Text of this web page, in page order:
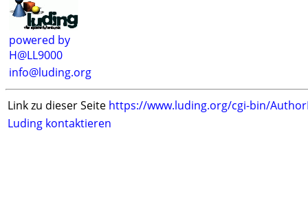
powered by
H@LL9000
info@luding.org
Link zu dieser Seite https://www.luding.org/cgi-bin/
Luding kontaktieren